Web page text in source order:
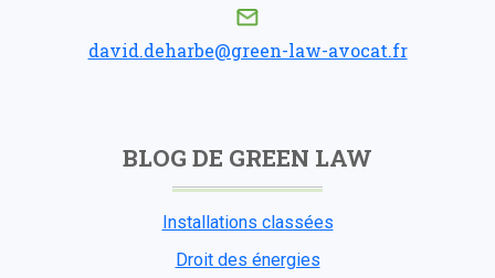
david.deharbe@green-law-avocat.fr
BLOG DE GREEN LAW
Installations classées
Droit des énergies